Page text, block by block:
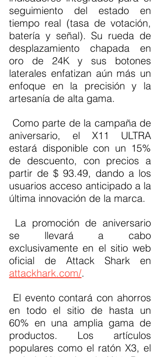
seguimiento del estado en
tiempo real (tasa de votación,
batería y señal). Su rueda de
desplazamiento chapada en
oro de 24K y sus botones
laterales enfatizan aún más un
enfoque en la precisión y la
artesanía de alta gama.
aniversario, el X11 ULTRA
estará disponible con un 15%
de descuento, con precios a
partir de $ 93.49, dando a los
usuarios acceso anticipado a la
última innovación de la marca.
se llevará a cabo
exclusivamente en el sitio web
attackhark.com/.
en todo el sitio de hasta un
60% en una amplia gama de
productos. Los artículos
populares como el ratón X3, el